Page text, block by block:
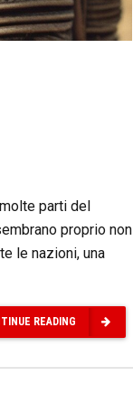
parti del
proprio non
le nazioni, una
READING